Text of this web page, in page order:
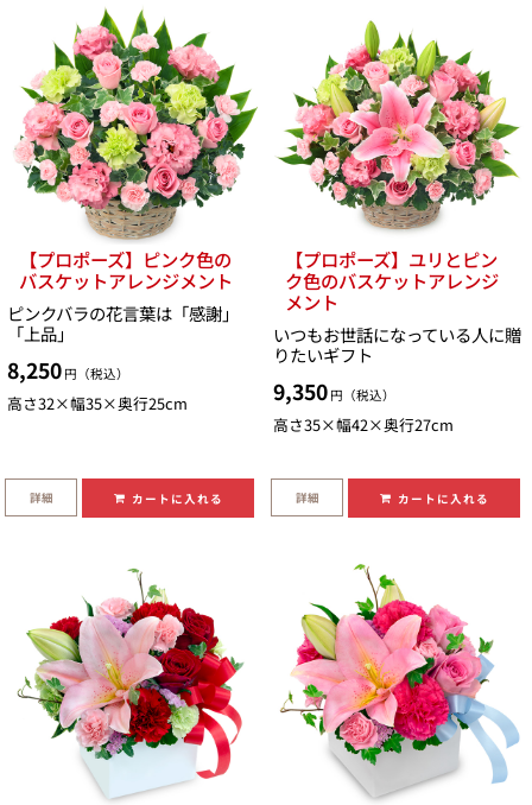
【プロポーズ】ピンク色の
バスケットアレンジメント
ピンクバラの花言葉は「感謝」
「上品」
8,250 円（税込）
高さ32×幅35×奥行25cm
詳細 カートに入れる
【プロポーズ】ユリとピン
ク色のバスケットアレンジ
メント
いつもお世話になっている人に贈
りたいギフト
9,350 円（税込）
高さ35×幅42×奥行27cm
詳細 カートに入れる